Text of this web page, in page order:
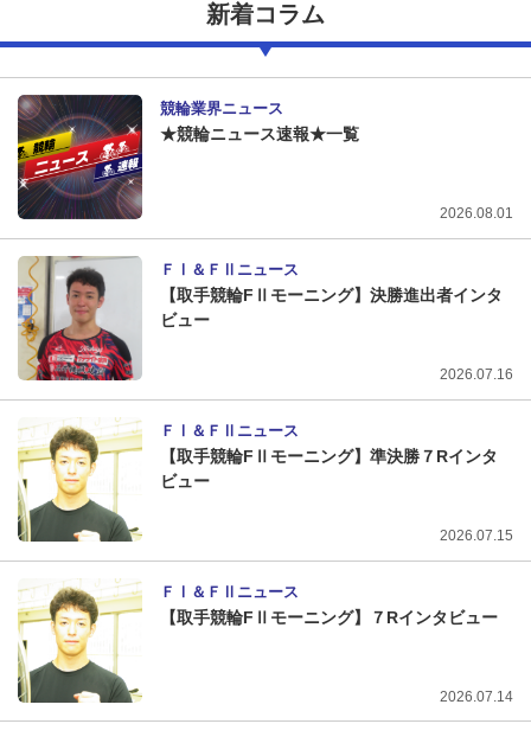
新着コラム
競輪業界ニュース
★競輪ニュース速報★一覧
2026.08.01
ＦⅠ＆ＦⅡニュース
【取手競輪FⅡモーニング】決勝進出者インタ
ビュー
2026.07.16
ＦⅠ＆ＦⅡニュース
【取手競輪FⅡモーニング】準決勝７Rインタ
ビュー
2026.07.15
ＦⅠ＆ＦⅡニュース
【取手競輪FⅡモーニング】７Rインタビュー
2026.07.14